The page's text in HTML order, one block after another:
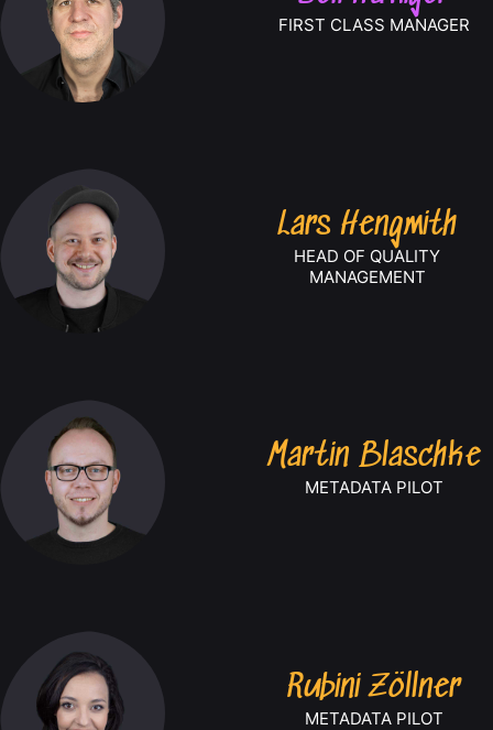
FIRST CLASS MANAGER
Lars Hengmith
HEAD OF QUALITY
MANAGEMENT
Martin Blaschke
METADATA PILOT
Rubini Zöllner
METADATA PILOT